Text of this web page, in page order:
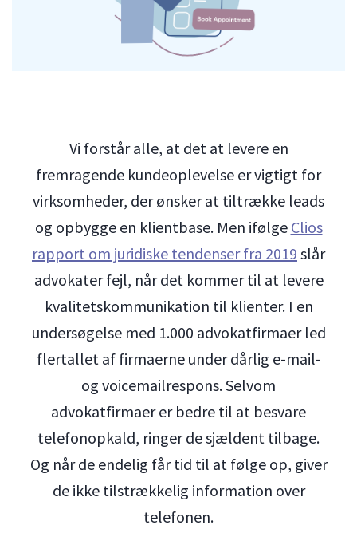
Vi forstår alle, at det at levere en
fremragende kundeoplevelse er vigtigt for
virksomheder, der ønsker at tiltrække leads
og opbygge en klientbase. Men ifølge Clios
rapport om juridiske tendenser fra 2019 slår
advokater fejl, når det kommer til at levere
kvalitetskommunikation til klienter. I en
undersøgelse med 1.000 advokatfirmaer led
flertallet af firmaerne under dårlig e-mail-
og voicemailrespons. Selvom
advokatfirmaer er bedre til at besvare
telefonopkald, ringer de sjældent tilbage.
Og når de endelig får tid til at følge op, giver
de ikke tilstrækkelig information over
telefonen.